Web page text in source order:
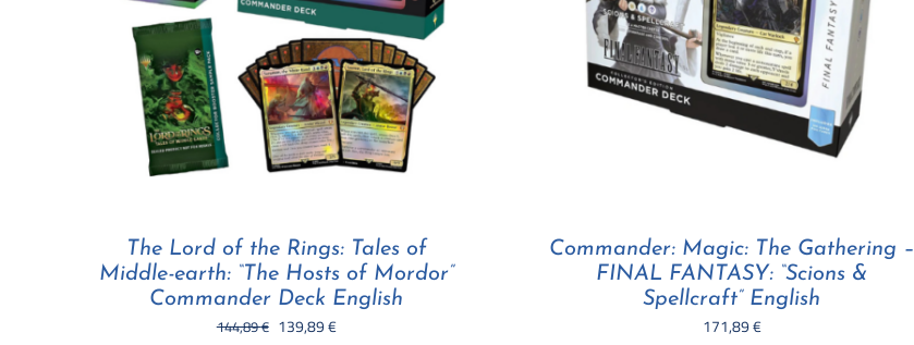
The Lord of the Rings: Tales of
Middle-earth: “The Hosts of Mordor”
Commander Deck English
144,89€ Il139,89€Il
Commander: Magic: The Gathering –
FINAL FANTASY: “Scions &
Spellcraft” English
171,89€